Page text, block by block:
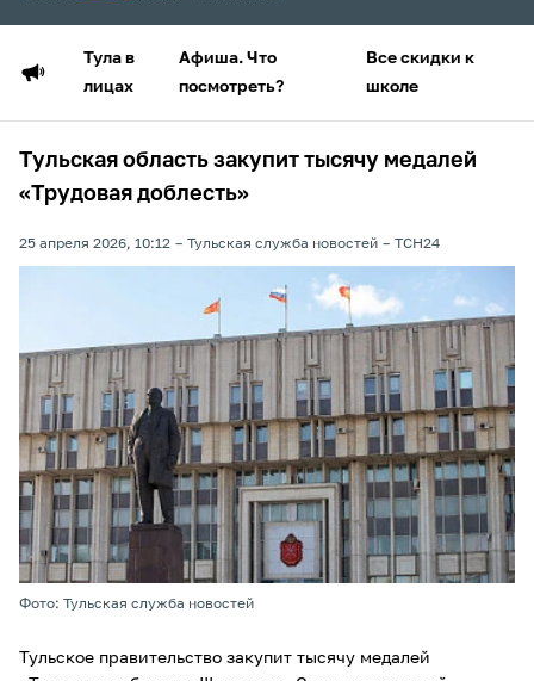
Тула в
лицах
Афиша. Что
посмотреть?
Все скидки к
школе
Тульская область закупит тысячу медалей
«Трудовая доблесть»
25 апреля 2026, 10:12 Тульская служба новостей ТСН24
Фото: Тульская служба новостей
Тульское правительство закупит тысячу медалей